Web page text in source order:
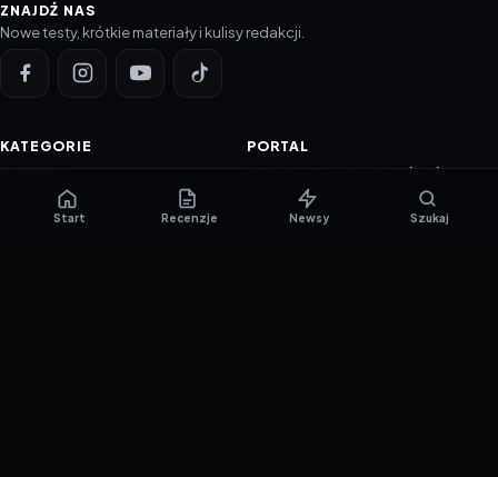
ZNAJDŹ NAS
Nowe testy, krótkie materiały i kulisy redakcji.
KATEGORIE
NOWINKI
PORADNIKI
PORTAL
Informacje o ciasteczkach
Polityka prywatności
Start Recenzje Newsy Szukaj